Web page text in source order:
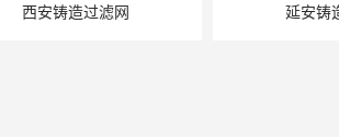
延安铸造过滤网